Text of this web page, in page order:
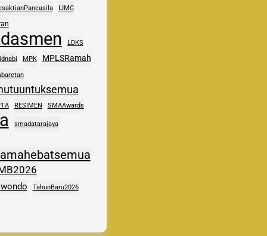
IJMC
LDKS
MPK MPLSRamah
RESIMEN SMAAwards
smadatarajaya
TahunBaru2026